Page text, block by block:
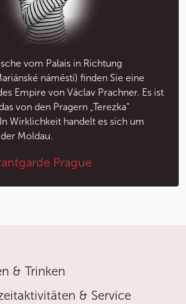
vom Palais in Richtung
náměstí) finden Sie eine
Empire von Václav Prachner. Es ist
von den Pragern „Terezka“
Wirklichkeit handelt es sich um
Moldau.
Prague
& Trinken
& Service